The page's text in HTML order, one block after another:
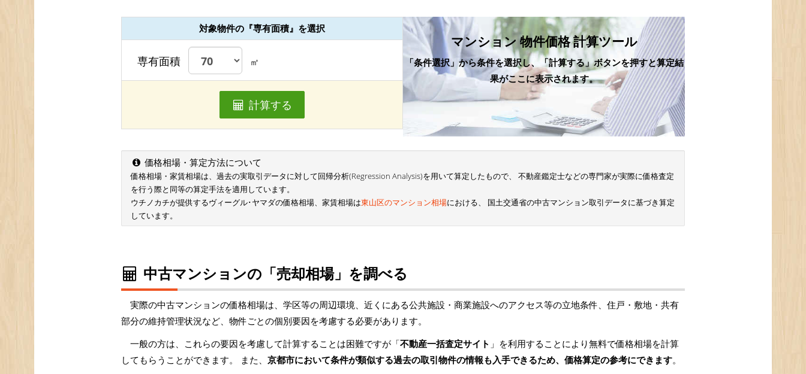
対象物件の『専有面積』を選択
専有面積 ㎡
計算する
マンション 物件価格 計算ツール
「条件選択」から条件を選択し、「計算する」ボタンを押すと算定結
果がここに表示されます。
価格相場・算定方法について
価格相場・家賃相場は、過去の実取引データに対して回帰分析(Regression Analysis)を用いて算定したもので、 不動産鑑定士などの専門家が実際に価格査定
を行う際と同等の算定手法を適用しています。
ウチノカチが提供するヴィーグル･ヤマダの価格相場、家賃相場は東山区のマンション相場における、 国土交通省の中古マンション取引データに基づき算定
しています。
中古マンションの「売却相場」を調べる
実際の中古マンションの価格相場は、学区等の周辺環境、近くにある公共施設・商業施設へのアクセス等の立地条件、住戸・敷地・共有
部分の維持管理状況など、物件ごとの個別要因を考慮する必要があります。
一般の方は、これらの要因を考慮して計算することは困難ですが「不動産一括査定サイト 」を利用することにより無料で価格相場を計算
してもらうことができます。 また、 京都市において条件が類似する過去の取引物件の情報も入手できるため、価格算定の参考にできます。